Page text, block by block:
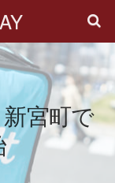
宮町で